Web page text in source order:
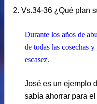
2. Vs.34-36 ¿Qué plan
Durante los años de
de todas las cosechas
escasez.
José es un ejemplo
sabía ahorrar para